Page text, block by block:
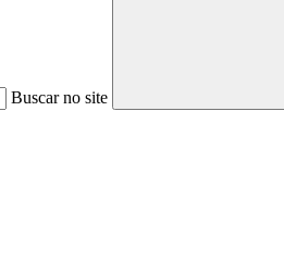
Buscar no site